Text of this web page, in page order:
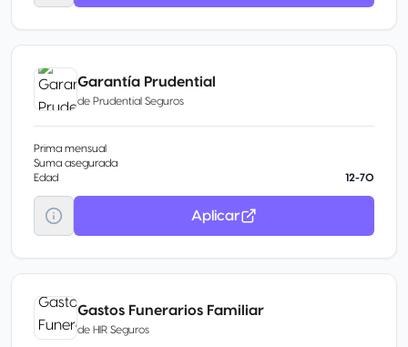
Garantía Prudential
de Prudential Seguros
Prima mensual
Suma asegurada
Edad
12-70
Aplicar
Gastos Funerarios Familiar
de HIR Seguros